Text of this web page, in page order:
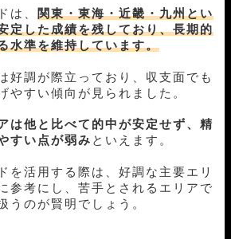
1-2-4 20,000円 24,800円
124%
1-2-4 20,000円 23,200円
116%
1-2-5 20,000円 25,200円
3-1-6 20,000円 40,400円
202%
1-3-2 20,000円 42,000円
210%
4-6-3 20,000円 0円
0%
1-4-2 20,000円 57,600円
288%
1-6-2 20,000円 23,200円
116%
2-3-4 20,000円 68,400円
342%
2-3-5 20,000円 83,200円
は、 関東・東海・近畿・九州とい
定した成績を残しており、長期的
水準を維持しています。
好調が際立っており、収支面でも
やすい傾向が見られました。
は他と比べて的中が安定せず、精
すい点が弱み といえます。
を活用する際は、好調な主要エリ
参考にし、苦手とされるエリアで
うのが賢明でしょう。